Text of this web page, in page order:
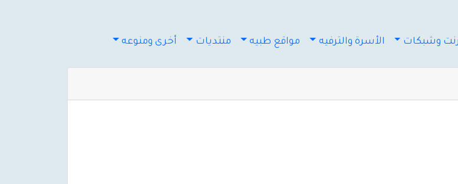
وشبكات الأسرة والترفيه مواقع طبيه منتديات أخرى ومنوعه